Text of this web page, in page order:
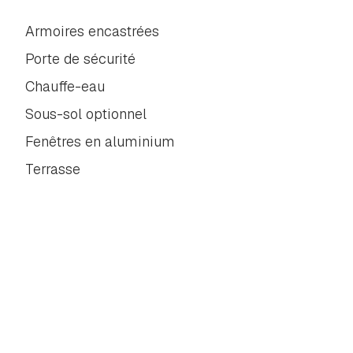
Armoires encastrées
Porte de sécurité
Chauffe-eau
Sous-sol optionnel
Fenêtres en aluminium
Terrasse